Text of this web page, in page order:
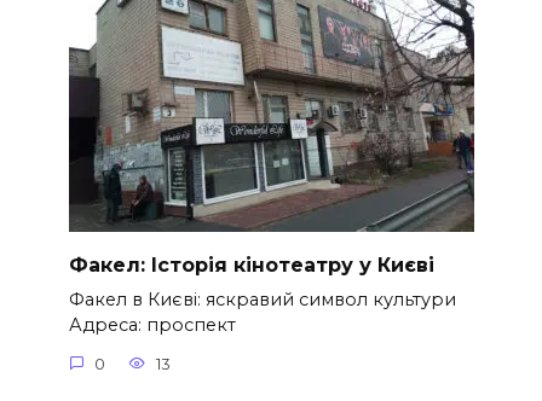
Факел: Історія кінотеатру у Києві
Факел в Києві: яскравий символ культури
Адреса: проспект
0 13